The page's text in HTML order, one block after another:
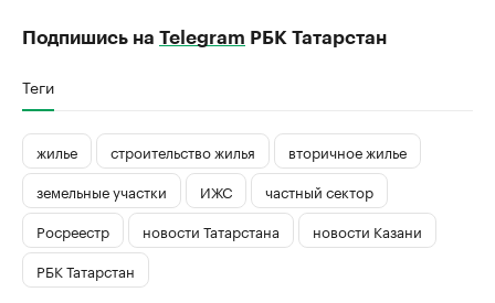
Подпишись на Telegram РБК Татарстан
Теги
жилье строительство жилья
вторичное жилье
земельные участки
ИЖС
частный сектор
Росреестр
новости Татарстана
новости Казани
РБК Татарстан